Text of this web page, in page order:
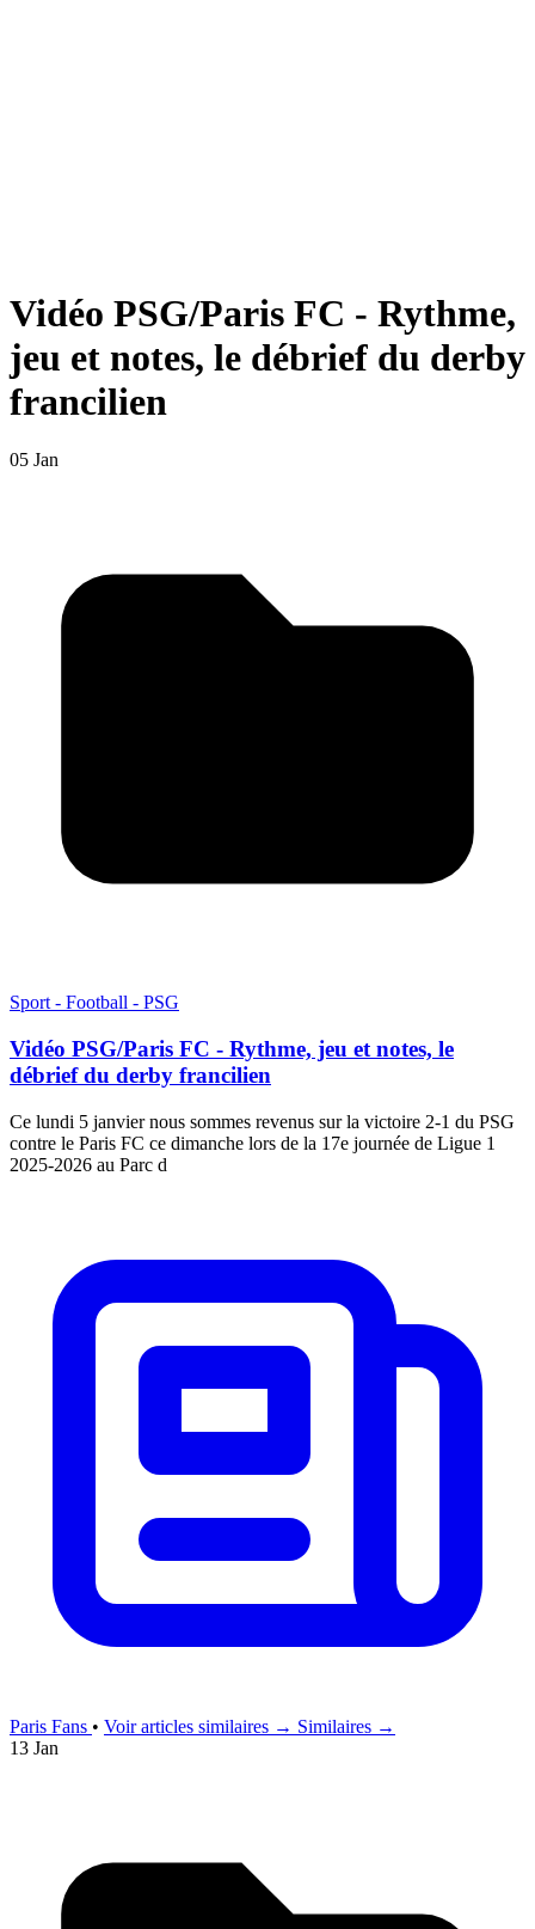
Vidéo PSG/Paris FC - Rythme,
jeu et notes, le débrief du derby
francilien
05 Jan
Sport - Football - PSG
Vidéo PSG/Paris FC - Rythme, jeu et notes, le
débrief du derby francilien
Ce lundi 5 janvier nous sommes revenus sur la victoire 2-1 du PSG
contre le Paris FC ce dimanche lors de la 17e journée de Ligue 1
2025-2026 au Parc d
Paris Fans • Voir articles similaires → Similaires →
13 Jan